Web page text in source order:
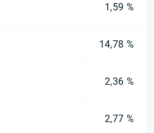
1,59 %
14,78 %
2,36 %
2,77 %